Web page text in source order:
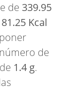
de 339.95
81.25 Kcal
de
1.4 g.